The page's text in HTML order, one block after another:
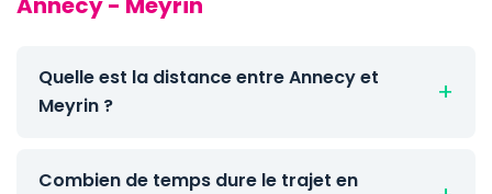
Quelle est la distance entre Annecy et
Meyrin ?
Combien de temps dure le trajet en